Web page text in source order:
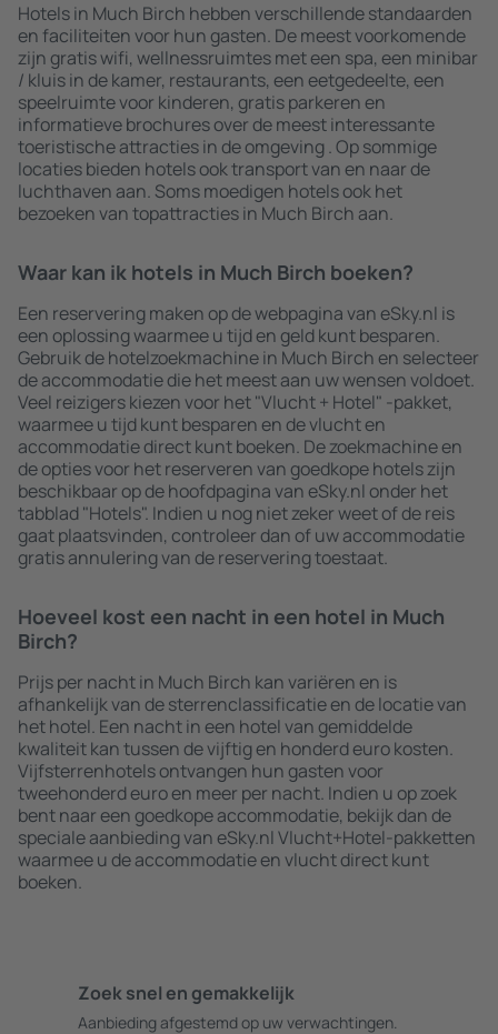
Hotels in Much Birch hebben verschillende standaarden
en faciliteiten voor hun gasten. De meest voorkomende
zijn gratis wifi, wellnessruimtes met een spa, een minibar
/ kluis in de kamer, restaurants, een eetgedeelte, een
speelruimte voor kinderen, gratis parkeren en
informatieve brochures over de meest interessante
toeristische attracties in de omgeving . Op sommige
locaties bieden hotels ook transport van en naar de
luchthaven aan. Soms moedigen hotels ook het
bezoeken van topattracties in Much Birch aan.
Waar kan ik hotels in Much Birch boeken?
Een reservering maken op de webpagina van eSky.nl is
een oplossing waarmee u tijd en geld kunt besparen.
Gebruik de hotelzoekmachine in Much Birch en selecteer
de accommodatie die het meest aan uw wensen voldoet.
Veel reizigers kiezen voor het "Vlucht + Hotel" -pakket,
waarmee u tijd kunt besparen en de vlucht en
accommodatie direct kunt boeken. De zoekmachine en
de opties voor het reserveren van goedkope hotels zijn
beschikbaar op de hoofdpagina van eSky.nl onder het
tabblad "Hotels". Indien u nog niet zeker weet of de reis
gaat plaatsvinden, controleer dan of uw accommodatie
gratis annulering van de reservering toestaat.
Hoeveel kost een nacht in een hotel in Much
Birch?
Prijs per nacht in Much Birch kan variëren en is
afhankelijk van de sterrenclassificatie en de locatie van
het hotel. Een nacht in een hotel van gemiddelde
kwaliteit kan tussen de vijftig en honderd euro kosten.
Vijfsterrenhotels ontvangen hun gasten voor
tweehonderd euro en meer per nacht. Indien u op zoek
bent naar een goedkope accommodatie, bekijk dan de
speciale aanbieding van eSky.nl Vlucht+Hotel-pakketten
waarmee u de accommodatie en vlucht direct kunt
boeken.
Zoek snel en gemakkelijk
Aanbieding afgestemd op uw verwachtingen.